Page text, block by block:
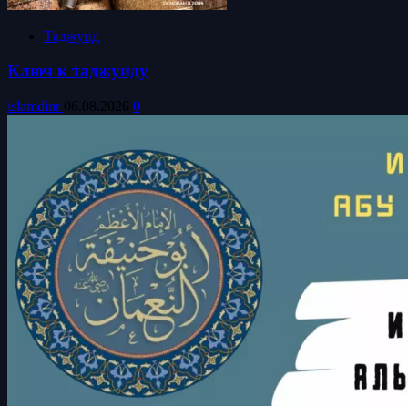
Таджуид
Ключ к таджуиду
islamdinr 06.08.2026 0